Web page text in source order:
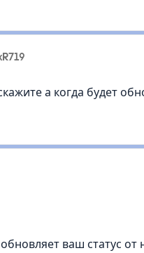
а когда будет
ваш статус от